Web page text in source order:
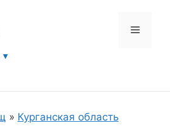
Меню
» Курганская область